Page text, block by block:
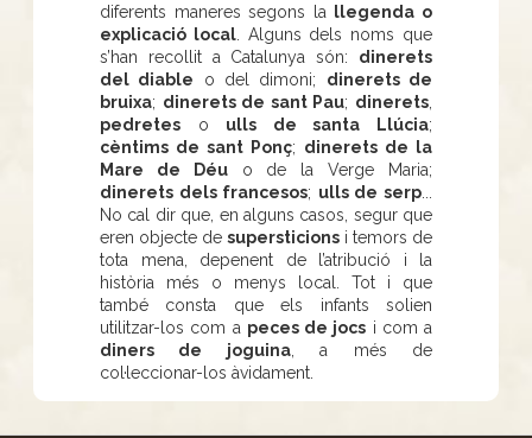
diferents maneres segons la
llegenda o
explicació local. Alguns dels noms que
s’han recollit a Catalunya són: dinerets
del diable o del dimoni; dinerets de
bruixa; dinerets de sant Pau; dinerets
pedretes o ulls de santa Llúcia;
cèntims de sant Ponç; dinerets de la
Mare de Déuo de la Verge Maria;
dinerets dels francesos; ulls de serp
No cal dir que, en alguns casos, segur que
eren objecte de supersticions i temors de
tota mena, depenent de l’atribució i la
història més o menys local. Tot i que
també consta que els infants solien
utilitzar-los com a peces de jocs i com a
diners de joguina, a més de
col·leccionar-los àvidament.